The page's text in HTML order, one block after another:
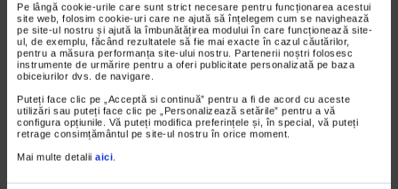
Pe lângă cookie-urile care sunt strict necesare pentru funcționarea acestui
site web, folosim cookie-uri care ne ajută să înțelegem cum se navighează
pe site-ul nostru și ajută la îmbunătățirea modului în care funcționează site-
ul, de exemplu, făcând rezultatele să fie mai exacte în cazul căutărilor,
pentru a măsura performanța site-ului nostru. Partenerii noștri folosesc
instrumente de urmărire pentru a oferi publicitate personalizată pe baza
obiceiurilor dvs. de navigare.
Puteți face clic pe „Acceptă si continuă” pentru a fi de acord cu aceste
utilizări sau puteți face clic pe „Personalizează setările” pentru a vă
configura opțiunile. Vă puteți modifica preferințele și, în special, vă puteți
retrage consimțământul pe site-ul nostru în orice moment.
Mai multe detalii aici
EVENIMENT
Catena, mereu aproape de tine